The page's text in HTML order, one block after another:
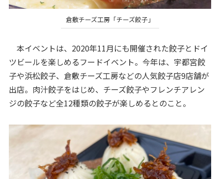
倉敷チーズ工房「チーズ餃子」
本イベントは、2020年11月にも開催された餃子とドイ
ツビールを楽しめるフードイベント。今年は、宇都宮餃
子や浜松餃子、倉敷チーズ工房などの人気餃子店9店舗が
出店。肉汁餃子をはじめ、チーズ餃子やフレンチアレン
ジの餃子など全12種類の餃子が楽しめるとのこと。